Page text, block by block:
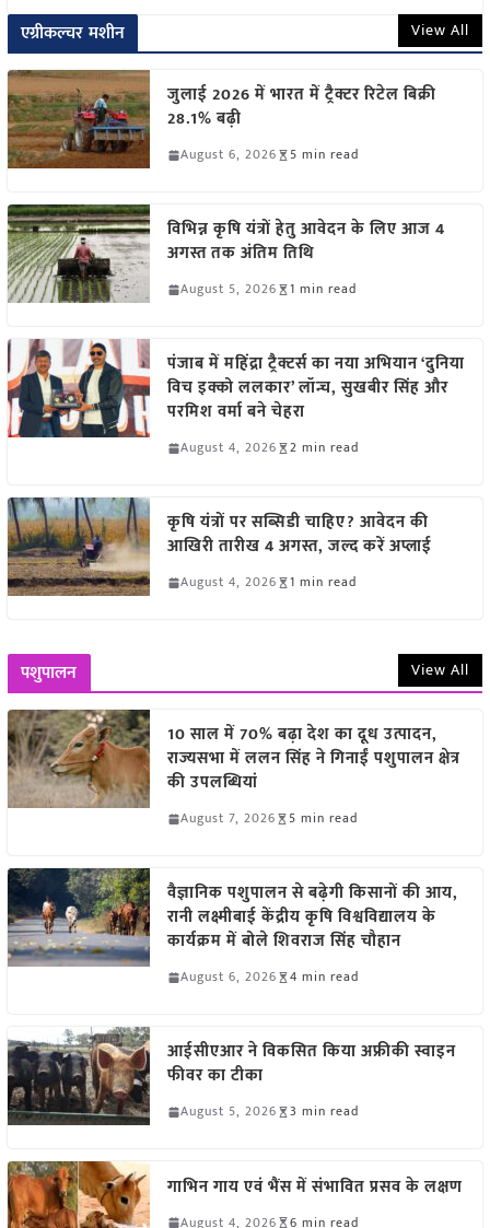
एग्रीकल्चर मशीन View All
जुलाई 2026 में भारत में ट्रैक्टर रिटेल बिक्री
28.1% बढ़ी
August 6, 2026 5 min read
विभिन्न कृषि यंत्रों हेतु आवेदन के लिए आज 4
अगस्त तक अंतिम तिथि
August 5, 2026 1 min read
पंजाब में महिंद्रा ट्रैक्टर्स का नया अभियान ‘दुनिया
विच इक्को ललकार’ लॉन्च, सुखबीर सिंह और
परमिश वर्मा बने चेहरा
August 4, 2026 2 min read
कृषि यंत्रों पर सब्सिडी चाहिए? आवेदन की
आखिरी तारीख 4 अगस्त, जल्द करें अप्लाई
August 4, 2026 1 min read
पशुपालन View All
10 साल में 70% बढ़ा देश का दूध उत्पादन,
राज्यसभा में ललन सिंह ने गिनाईं पशुपालन क्षेत्र
की उपलब्धियां
August 7, 2026 5 min read
वैज्ञानिक पशुपालन से बढ़ेगी किसानों की आय,
रानी लक्ष्मीबाई केंद्रीय कृषि विश्वविद्यालय के
कार्यक्रम में बोले शिवराज सिंह चौहान
August 6, 2026 4 min read
आईसीएआर ने विकसित किया अफ्रीकी स्वाइन
फीवर का टीका
August 5, 2026 3 min read
गाभिन गाय एवं भैंस में संभावित प्रसव के लक्षण
August 4, 2026 6 min read